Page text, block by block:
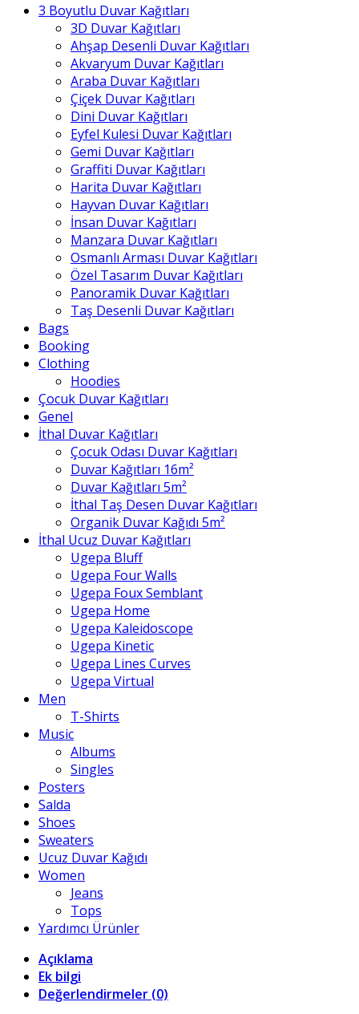
adet3 Boyutlu Duvar Kağıtları
3D Duvar Kağıtları
Ahşap Desenli Duvar Kağıtları
Akvaryum Duvar Kağıtları
Araba Duvar Kağıtları
Çiçek Duvar Kağıtları
Dini Duvar Kağıtları
Eyfel Kulesi Duvar Kağıtları
Gemi Duvar Kağıtları
Graffiti Duvar Kağıtları
Harita Duvar Kağıtları
Hayvan Duvar Kağıtları
İnsan Duvar Kağıtları
Manzara Duvar Kağıtları
Osmanlı Arması Duvar Kağıtları
Özel Tasarım Duvar Kağıtları
Panoramik Duvar Kağıtları
Taş Desenli Duvar Kağıtları
Bags
Booking
Clothing
Hoodies
Çocuk Duvar Kağıtları
Genel
İthal Duvar Kağıtları
Çocuk Odası Duvar Kağıtları
Duvar Kağıtları 16m²
Duvar Kağıtları 5m²
İthal Taş Desen Duvar Kağıtları
Organik Duvar Kağıdı 5m²
İthal Ucuz Duvar Kağıtları
Ugepa Bluff
Ugepa Four Walls
Ugepa Foux Semblant
Ugepa Home
Ugepa Kaleidoscope
Ugepa Kinetic
Ugepa Lines Curves
Ugepa Virtual
Men
T-Shirts
Music
Albums
Singles
Posters
Salda
Shoes
Sweaters
Ucuz Duvar Kağıdı
Women
Jeans
Tops
Yardımcı Ürünler
Açıklama
Ek bilgi
Değerlendirmeler (0)